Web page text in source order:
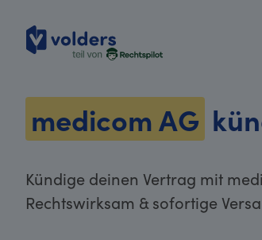
medicom AG
Kündige deinen Vertrag mit
Rechtswirksam & sofortige